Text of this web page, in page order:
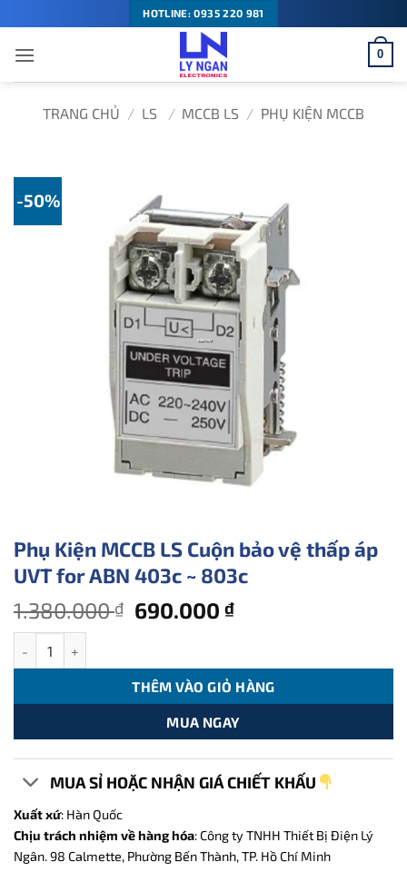
qua
nội
dung
HOTLINE: 0935 220 981
0
TRANG CHỦ / LS / MCCB LS / PHỤ KIỆN MCCB
-50%
Phụ Kiện MCCB LS Cuộn bảo vệ thấp áp
UVT for ABN 403c ~ 803c
1.380.000₫ Giá
1.380.000 ₫.
690.000₫Giá
là:
690.000 ₫.
THÊM VÀO GIỎ HÀNG
MUA NGAY
MUA SỈ HOẶC NHẬN GIÁ CHIẾT KHẤU
Xuất xứ: Hàn Quốc
Chịu trách nhiệm về hàng hóa: Công ty TNHH Thiết Bị Điện Lý
Ngân. 98 Calmette, Phường Bến Thành, TP. Hồ Chí Minh